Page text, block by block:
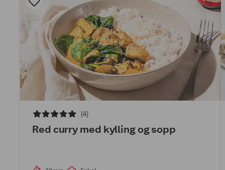
(4)
Red curry med kylling og sopp